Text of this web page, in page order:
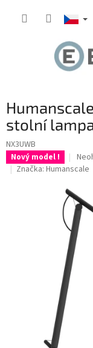
stolní
NX3UWB
Nový model !
0,0
z
5
Značka: Humanscale